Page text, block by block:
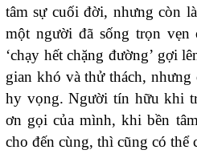
tâm sự cuối đời, nhưng còn
một người đã sống trọn
‘chạy hết chặng đường’ gợi
gian khó và thử thách, nhưng
hy vọng. Người tín hữu khi
ơn gọi của mình, khi bền
cho đến cùng, thì cũng có thể